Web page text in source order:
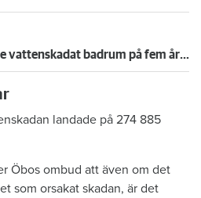
Anmälde inte vattenskadat badrum på fem år – krävs på 125 000 kronor
landade på 274 885
Öbos ombud att även om det
som orsakat skadan, är det